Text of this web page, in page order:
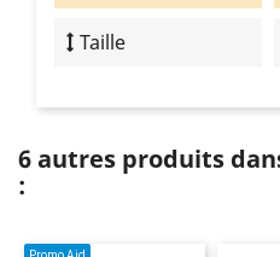
Taille
6 autres produits
: